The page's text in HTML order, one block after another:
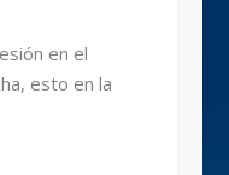
en el
esto en la